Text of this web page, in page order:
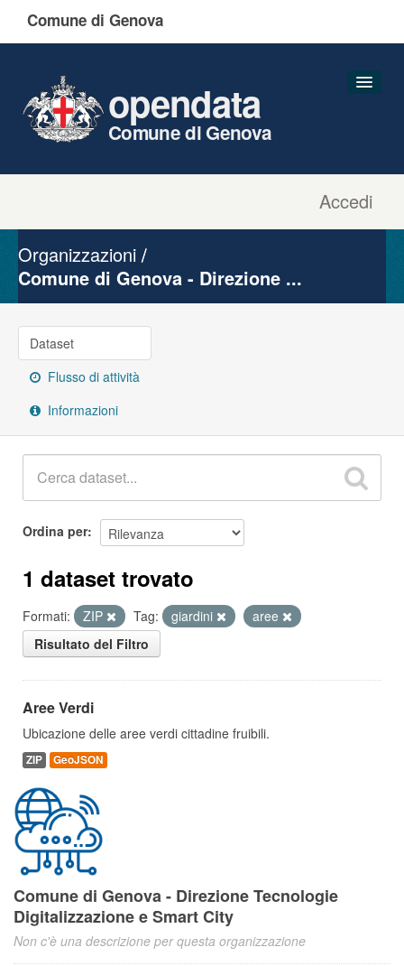
Comune di Genova
Accedi
opendata
Comune di Genova
Gruppi
Organizzazioni
Comune di Genova - Direzione ...
Dataset
Flusso di attività
Informazioni
Ordina per
1 dataset trovato
Formati: ZIP Tag: giardini
aree
Risultato del Filtro
Aree Verdi
Ubicazione delle aree verdi cittadine fruibili.
ZIP GeoJSON
Comune di Genova - Direzione Tecnologie
Digitalizzazione e Smart City
Non c'è una descrizione per questa organizzazione